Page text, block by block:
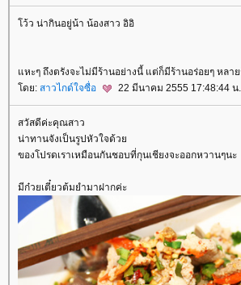
ว้ว น่ากินอยู่น้า น้องสาว อิอิ
หะๆ ถึงตรังจะไม่มีร้านอย่างนี้ แต่ก็มีร้านอร่อยๆ หลาย
ดย: สาวไกด์ใจซื่อ 22 มีนาคม 2555 17:48:44 น.
สวัสดีค่ะคุณสาว
น่าทานจังเป็นรูปหัวใจด้ว
ของโปรดเราเหมือนกันชอบที่กุนเชียงจะออกหวานๆนะ
มีก๋วยเตี๋ยวต้มยำมาฝากค่ะ